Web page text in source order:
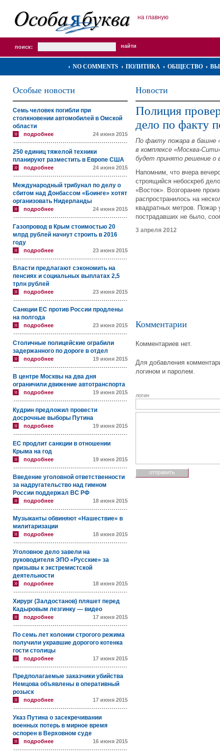
на главную
поиск:
NO COMMENTS ПОЛИТИКА ОБЩЕСТВО
Особые новости
Семь человек погибли при
столкновении автомобилей в Омской
области
подробнее 24 июня 2015
250 единиц тяжелой техники
планируют разместить в Европе США
подробнее 24 июня 2015
Международный трибунал по делу о
сбитом над Донбассом «Боинге» хотят
организовать Нидерланды
подробнее 24 июня 2015
Газопровод в Крым стоимостью 20
млрд рублей начнут строить в 2016
году
подробнее 23 июня 2015
Власти предлагают сэкономить на
пенсиях и социальных выплатах 2,5
трлн рублей
подробнее 23 июня 2015
Санкции ЕС против России продлены
на полгода
подробнее 23 июня 2015
Столичные полицейские ограбили
задержанного по дороге в отдел
подробнее 19 июня 2015
В центре Москвы на два дня
ограничили движение автотранспорта
подробнее 19 июня 2015
Кудрин предложил провести
досрочные выборы Путина
подробнее 19 июня 2015
ЕС продлит санкции в отношении
Крыма на год
подробнее 19 июня 2015
Введение уголовной ответственности
за надругательство над гимном
России поддержал ВС РФ
подробнее 18 июня 2015
Музыканты обвиняют «Нашествие» в
милитаризации
подробнее 18 июня 2015
Уголовное дело завели на
руководителя ЭПО «Русские» за
призывы к экстремистской
деятельности
подробнее 18 июня 2015
Хирург (Залдостанов) пляшет перед
Кадыровым лезгинку — видео
подробнее 17 июня 2015
По семь лет колонии строгого режима
получили укравшие дорогого котенка
гости столицы
подробнее 17 июня 2015
Предполагаемые заказчики убийства
Немцова объявлены в оперативный
розыск
подробнее 17 июня 2015
Указ Путина о засекречивании
военных потерь в мирное время
оспорен в Верховном суде
подробнее 16 июня 2015
Новости
Полиция
дело по факту
По факту пожара в башне
в комплексе «Москва-
будет принято решение о
Напомним, что вчера
строящийся небоскреб
«Восток». Возгорание
распространилось на
квадратных метров. Пожар
пострадавших не было,
3 апреля 2012
Комментарии
Комментариев нет.
Для добавления
логином и паролем.
логин